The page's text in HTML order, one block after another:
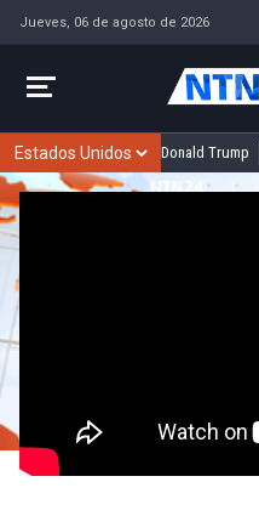
Jueves, 06 de agosto de 2026
Donald Trump